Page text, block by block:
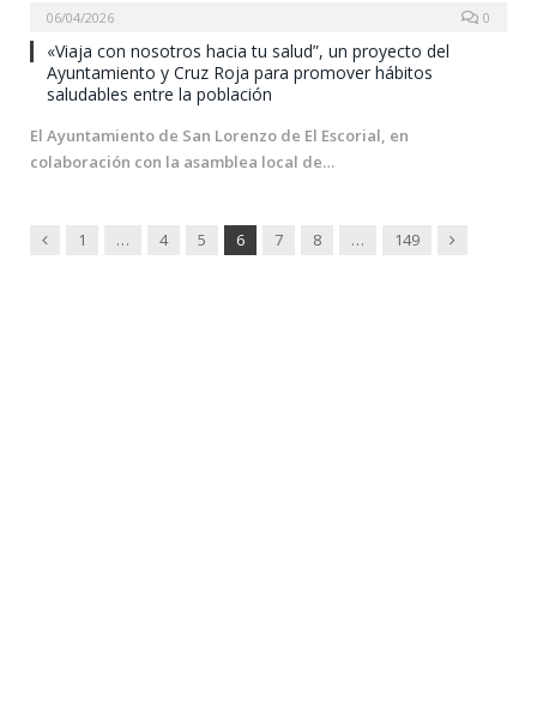
06/04/2026 0
«Viaja con nosotros hacia tu salud”, un proyecto del
Ayuntamiento y Cruz Roja para promover hábitos
saludables entre la población
El Ayuntamiento de San Lorenzo de El Escorial, en
colaboración con la asamblea local de…
Previous
1 … 4 5 6 7 8 … 149 Next